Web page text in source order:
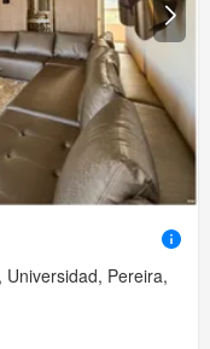
Pereira,